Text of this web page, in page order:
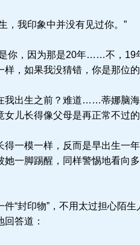
，我印象中并没有见过你。”
你，因为那是20年……不，19
样，如果我没猜错，你是那位
出生之前？难道……蒂娜脑海
女儿长得像父母是再正常不过
一模一样，反而是早出生一
一脚踢醒，同样警惕地看向多
“封印物”，不用太过担心陌
答道：